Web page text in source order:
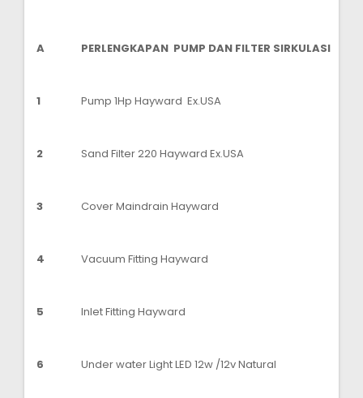
A PERLENGKAPAN PUMP DAN FILTER SIRKULASI
1 Pump 1Hp Hayward Ex.USA
2 Sand Filter 220 Hayward Ex.USA
3 Cover Maindrain Hayward
4 Vacuum Fitting Hayward
5 Inlet Fitting Hayward
6 Under water Light LED 12w /12v Natural